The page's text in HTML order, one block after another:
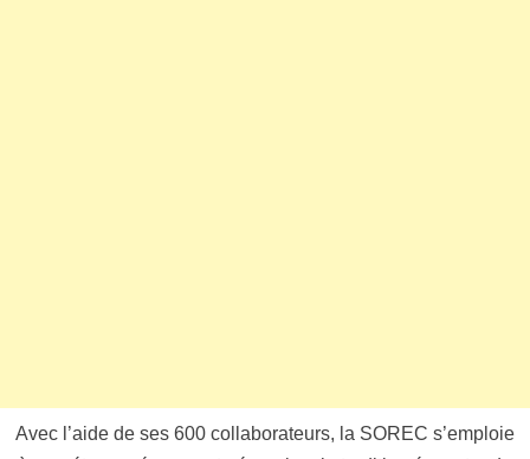
Avec l’aide de ses 600 collaborateurs, la SOREC s’emploie